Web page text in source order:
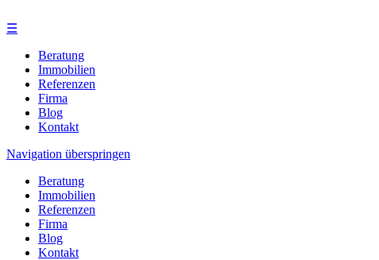
☰
Beratung
Immobilien
Referenzen
Firma
Blog
Kontakt
Navigation überspringen
Beratung
Immobilien
Referenzen
Firma
Blog
Kontakt